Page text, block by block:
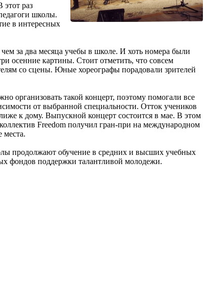
этот раз
школы.
в интересных
за два месяца учебы в школе. И хоть номера были
осенние картины. Стоит отметить, что совсем
со сцены. Юные хореографы порадовали зрителей
организовать такой концерт, поэтому помогали все
от выбранной специальности. Отток учеников
к дому. Выпускной концерт состоится в мае. В этом
Freedom получил гран-при на международном
места.
продолжают обучение в средних и высших учебных
фондов поддержки талантливой молодежи.